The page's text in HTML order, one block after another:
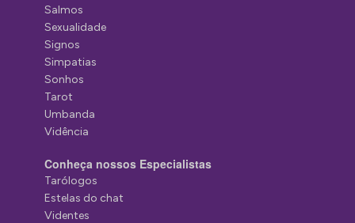
Salmos
Sexualidade
Signos
Simpatias
Sonhos
Tarot
Umbanda
Vidência
Conheça nossos Especialistas
Tarólogos
Estelas do chat
Videntes